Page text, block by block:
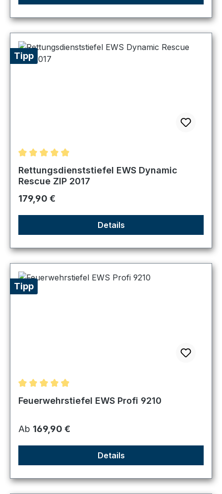
Tipp
Durchschnittliche Bewertung von 4.89 von 5 Sternen
Rettungsdienststiefel EWS Dynamic
Rescue ZIP 2017
Regulärer Preis:
179,90 €
Details
Tipp
Durchschnittliche Bewertung von 4.98 von 5 Sternen
Feuerwehrstiefel EWS Profi 9210
Regulärer Preis:
Ab 169,90 €
Details